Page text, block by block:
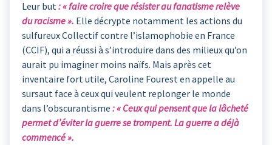
Leur but: « faire croire que résister au fanatisme relève
du racisme ». Elle décrypte notamment les actions du
sulfureux Collectif contre l’islamophobie en France
(CCIF), qui a réussi à s’introduire dans des milieux qu’on
aurait pu imaginer moins naïfs. Mais après cet
inventaire fort utile, Caroline Fourest en appelle au
sursaut face à ceux qui veulent replonger le monde
dans l’obscurantisme : « Ceux qui pensent que la lâcheté
permet d’éviter la guerre se trompent. La guerre a déjà
commencé ».